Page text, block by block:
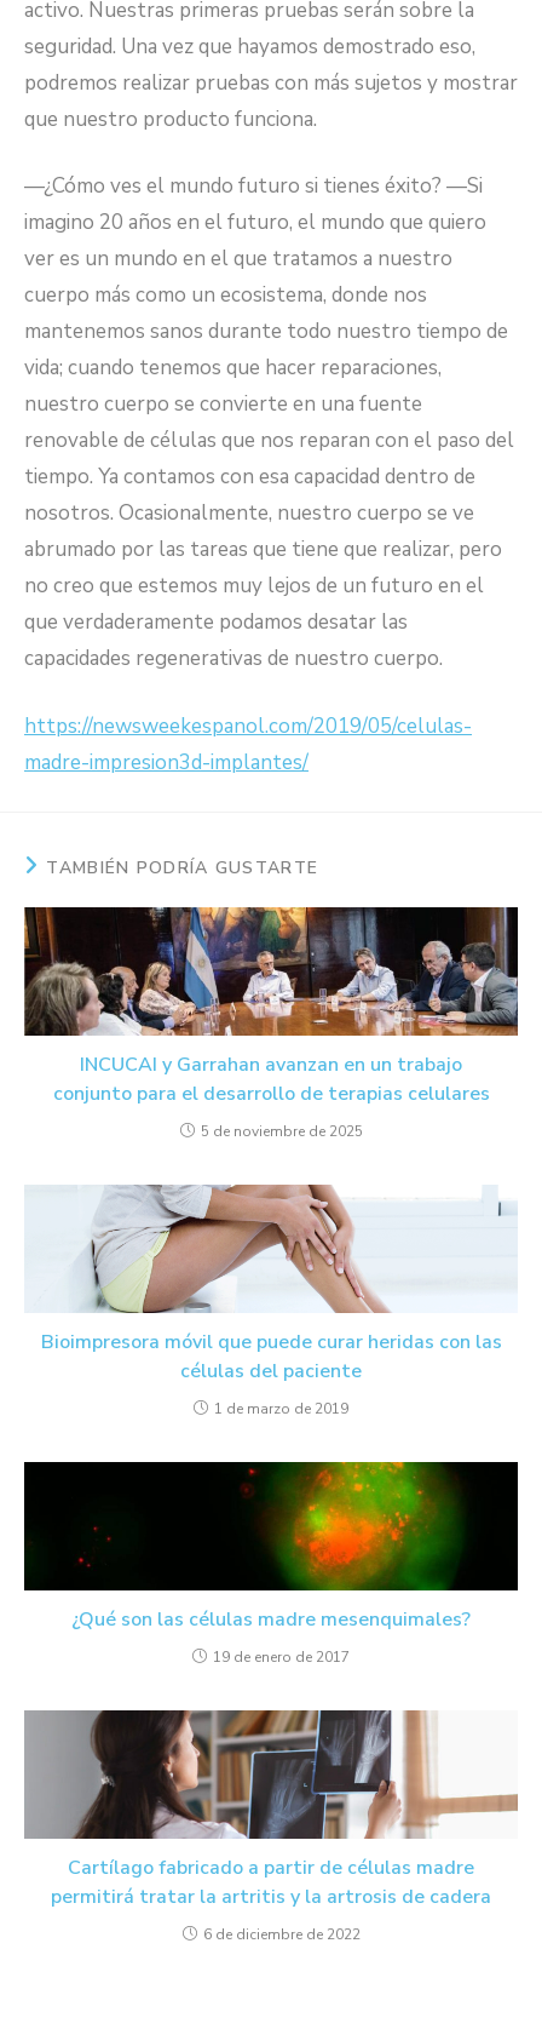
activo. Nuestras primeras pruebas serán sobre la
seguridad. Una vez que hayamos demostrado eso,
podremos realizar pruebas con más sujetos y mostrar
que nuestro producto funciona.
—¿Cómo ves el mundo futuro si tienes éxito? —Si
imagino 20 años en el futuro, el mundo que quiero
ver es un mundo en el que tratamos a nuestro
cuerpo más como un ecosistema, donde nos
mantenemos sanos durante todo nuestro tiempo de
vida; cuando tenemos que hacer reparaciones,
nuestro cuerpo se convierte en una fuente
renovable de células que nos reparan con el paso del
tiempo. Ya contamos con esa capacidad dentro de
nosotros. Ocasionalmente, nuestro cuerpo se ve
abrumado por las tareas que tiene que realizar, pero
no creo que estemos muy lejos de un futuro en el
que verdaderamente podamos desatar las
capacidades regenerativas de nuestro cuerpo.
https://newsweekespanol.com/2019/05/celulas-
madre-impresion3d-implantes/
TAMBIÉN PODRÍA GUSTARTE
INCUCAI y Garrahan avanzan en un trabajo
conjunto para el desarrollo de terapias celulares
5 de noviembre de 2025
Bioimpresora móvil que puede curar heridas con las
células del paciente
1 de marzo de 2019
¿Qué son las células madre mesenquimales?
19 de enero de 2017
Cartílago fabricado a partir de células madre
permitirá tratar la artritis y la artrosis de cadera
6 de diciembre de 2022